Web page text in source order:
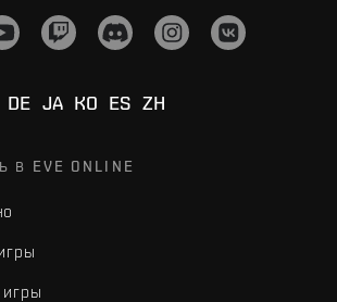
DE JA KO ES ZH
В EVE ONLINE